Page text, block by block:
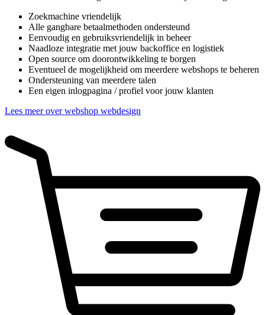
Zoekmachine vriendelijk
Alle gangbare betaalmethoden ondersteund
Eenvoudig en gebruiksvriendelijk in beheer
Naadloze integratie met jouw backoffice en logistiek
Open source om doorontwikkeling te borgen
Eventueel de mogelijkheid om meerdere webshops te beheren
Ondersteuning van meerdere talen
Een eigen inlogpagina / profiel voor jouw klanten
Lees meer over webshop webdesign